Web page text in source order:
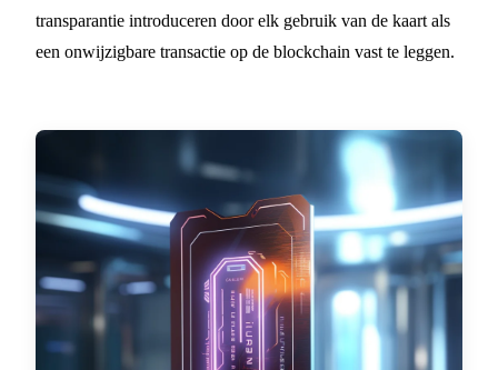
transparantie introduceren door elk gebruik van de kaart als
een onwijzigbare transactie op de blockchain vast te leggen.